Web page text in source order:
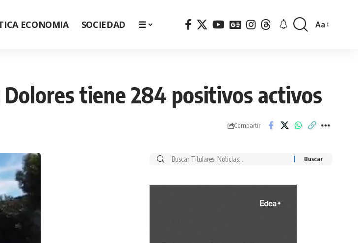
ECONOMIA SOCIEDAD ☰
Font
Aa
Dolores tiene 284 positivos activos
Compartir
Buscar